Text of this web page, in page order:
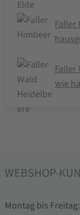
Faller
Faller
wie
WEBSHOP-
Montag bis Freitag: